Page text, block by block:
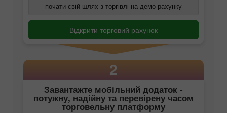
почати свій шлях з торгівлі на демо-рахунку
Відкрити торговий рахунок
2
Завантажте мобільний додаток -
потужну, надійну та перевірену часом
торговельну платформу